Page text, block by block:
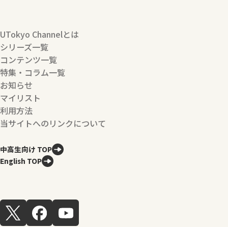
UTokyo Channelとは
シリーズ一覧
コンテンツ一覧
特集・コラム一覧
お知らせ
マイリスト
利用方法
当サイトへのリンクについて
中高生向け TOP
English TOP